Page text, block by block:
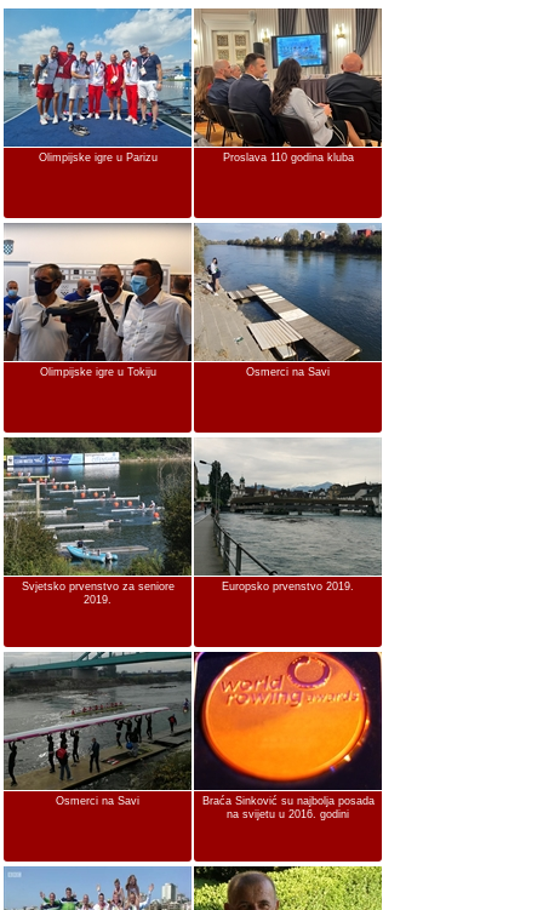
Olimpijske igre u Parizu Proslava 110 godina kluba
Olimpijske igre u Tokiju Osmerci na Savi
Svjetsko prvenstvo za seniore
2019.
Europsko prvenstvo 2019.
Osmerci na Savi
Braća Sinković su najbolja posada
na svijetu u 2016. godini